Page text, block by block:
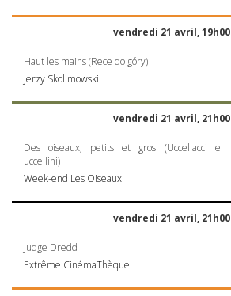
vendredi 21 avril, 19h00
Haut les mains (Rece do góry)
Jerzy Skolimowski
vendredi 21 avril, 21h00
Des oiseaux, petits et gros (Uccellacci e
uccellini)
Week-end Les Oiseaux
vendredi 21 avril, 21h00
Judge Dredd
Extrême CinémaThèque